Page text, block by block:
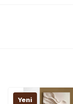
Yeni